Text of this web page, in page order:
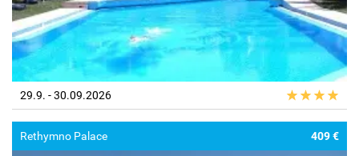
29.9. - 30.09.2026
Rethymno Palace 409 €